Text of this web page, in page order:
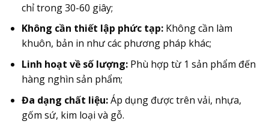
chỉ trong 30-60 giây;
Không cần thiết lập phức tạp:Không cần làm
khuôn, bản in như các phương pháp khác;
Linh hoạt về số lượng:Phù hợp từ 1 sản phẩm đến
hàng nghìn sản phẩm;
Đa dạng chất liệu:Áp dụng được trên vải, nhựa,
gốm sứ, kim loại và gỗ.